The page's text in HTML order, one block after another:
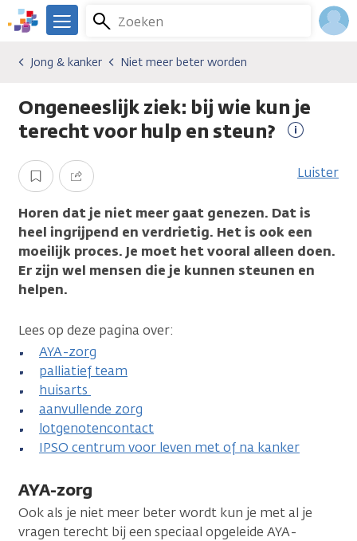
Overslaan
en
gaan
We
er
je.
Kanker.nl
Zoeken
Menu
Algemene onderwerpen
Jong & kanker
Niet meer beter worden
Jong & kanker Niet meer beter worden
Ongeneeslijk ziek: bij wie kun je
terecht voor hulp en steun?
Opslaan Delen Luister
Horen dat je niet meer gaat genezen. Dat is
heel ingrijpend en verdrietig. Het is ook een
moeilijk proces. Je moet het vooral alleen doen.
Er zijn wel mensen die je kunnen steunen en
helpen.
Lees op deze pagina over:
AYA-zorg
palliatief team
huisarts
aanvullende zorg
lotgenotencontact
IPSO centrum voor leven met of na kanker
AYA-zorg
Ook als je niet meer beter wordt kun je met al je
vragen terecht bij een speciaal opgeleide AYA-